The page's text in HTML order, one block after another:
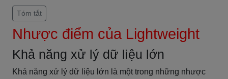
Tóm tắt
Nhược điểm của Lightweight
Khả năng xử lý dữ liệu lớn
Khả năng xử lý dữ liệu lớn là một trong những nhược